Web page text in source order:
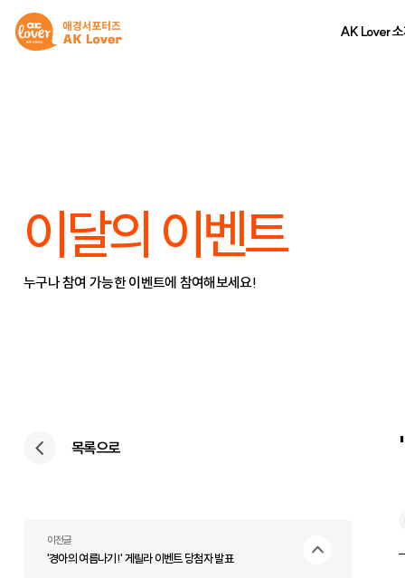
AK Lover
이달의 이벤트
누구나 참여 가능한 이벤트에 참여해보세요!
목록으로
이전글
'경아의 여름나기!' 게릴라 이벤트 당첨자 발표